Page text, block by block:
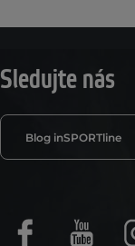
Sledujte nás
Blog inSPORTline
FacebookYoutube